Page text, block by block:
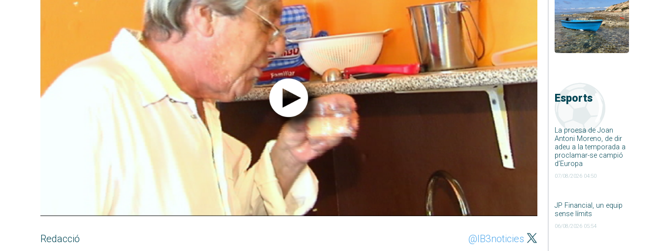
Esports
La proesa de Joan
Antoni Moreno, de dir
adeu a la temporada a
proclamar-se campió
d’Europa
07/08/2026 04:50
JP Financial, un equip
sense límits
06/08/2026 05:54
Redacció @IB3noticies